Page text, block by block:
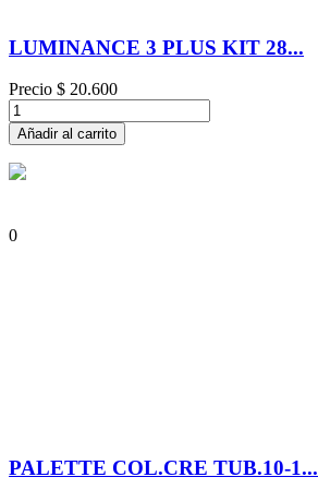
LUMINANCE 3 PLUS KIT 28...
Precio $ 20.600
Añadir al carrito
0
PALETTE COL.CRE TUB.10-1...